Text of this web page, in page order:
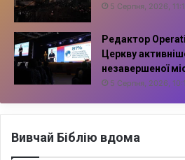
5 Серпня, 2026,
Редактор
Церкву
незавершеної
5 Серпня, 2026,
Вивчай Біблію вдома